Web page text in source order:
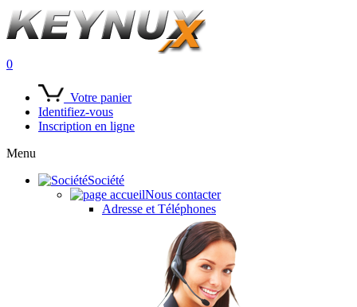
0
Votre panier
Identifiez-vous
Inscription en ligne
Menu
Société
Nous contacter
Adresse et Téléphones